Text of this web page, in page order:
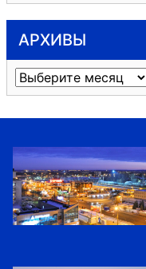
АРХИВЫ
Архивы